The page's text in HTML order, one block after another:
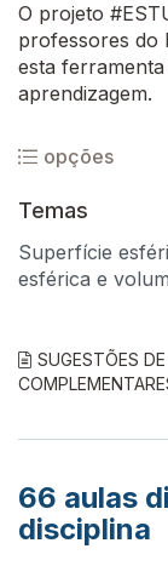
O projeto
professores do
esta
aprendizagem.
opções
Temas
Superfície
esférica e
SUGESTÕES
66 aulas
disciplina